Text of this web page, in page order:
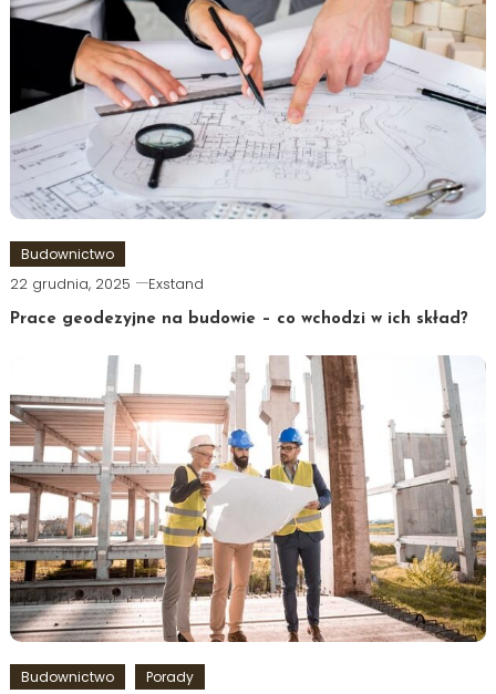
Budownictwo
22 grudnia, 2025 Exstand
Prace geodezyjne na budowie – co wchodzi w ich skład?
Budownictwo Porady